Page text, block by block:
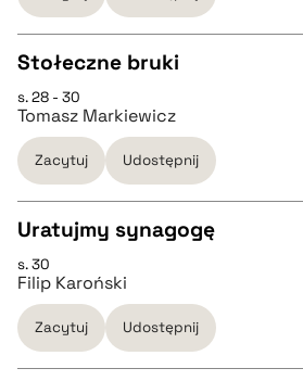
BIBTEX
pobierz cytat
CZYSTY TEKST
pobierz cytat
BIBTEX
pobierz cytat
Stołeczne bruki
s. 28 - 30
Tomasz Markiewicz
Zacytuj Udostępnij
CZYSTY TEKST
pobierz cytat
Uratujmy synagogę
s. 30
Filip Karoński
Zacytuj Udostępnij